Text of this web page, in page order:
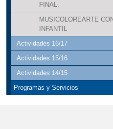
FINAL.
MUSICOLOREARTE
INFANTIL
Actividades 16/17
Actividades 15/16
Actividades 14/15
Programas y Servicios